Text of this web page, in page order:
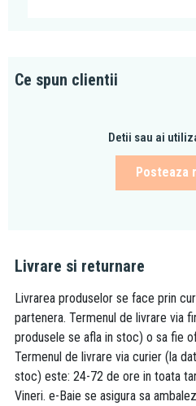
Ce spun clientii
Detii sau ai
Posteaza
Livrare si returnare
Livrarea produselor se face prin
partenera. Termenul de livrare via
produsele se afla in stoc) o sa fie
Termenul de livrare via curier (la
stoc) este: 24-72 de ore in toata
Vineri. e-Baie se asigura sa